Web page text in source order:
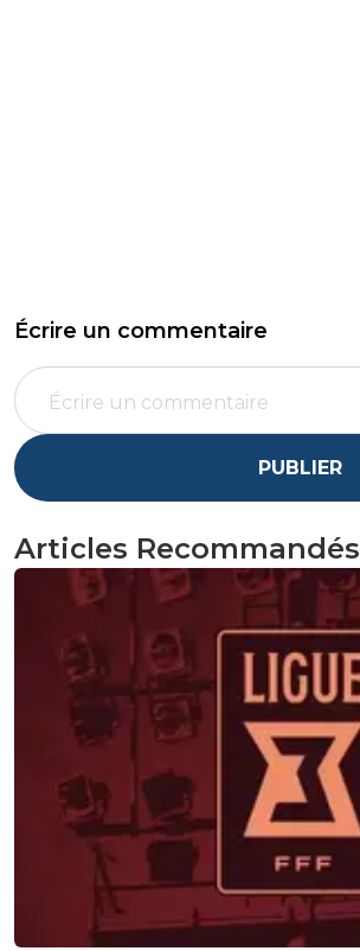
Écrire un commentaire
PUBLIER
Articles Recommandés